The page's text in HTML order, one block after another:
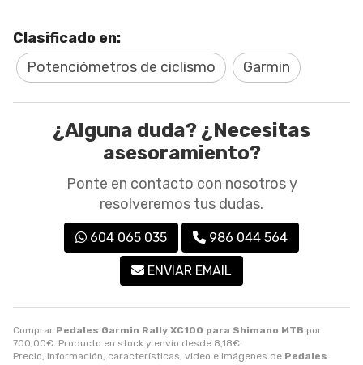
Comprar Pedales Garmin Rally XC100 para Shimano MTB por
700,00€. Producto en stock y envío desde 8,18€.
Precio, información, características, video e imágenes de Pedales
Clasificado en:
Potenciómetros de ciclismo
Garmin
¿Alguna duda? ¿Necesitas
asesoramiento?
Ponte en contacto con nosotros y
resolveremos tus dudas.
604 065 035 986 044 564
ENVIAR EMAIL